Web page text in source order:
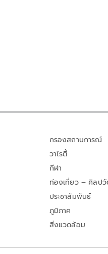
กรองสถานการณ์
วาไรตี้
กีฬา
ท่องเที่ยว – ศิลป
ประชาสัมพันธ์
ภูมิภาค
สิ่งแวดล้อม